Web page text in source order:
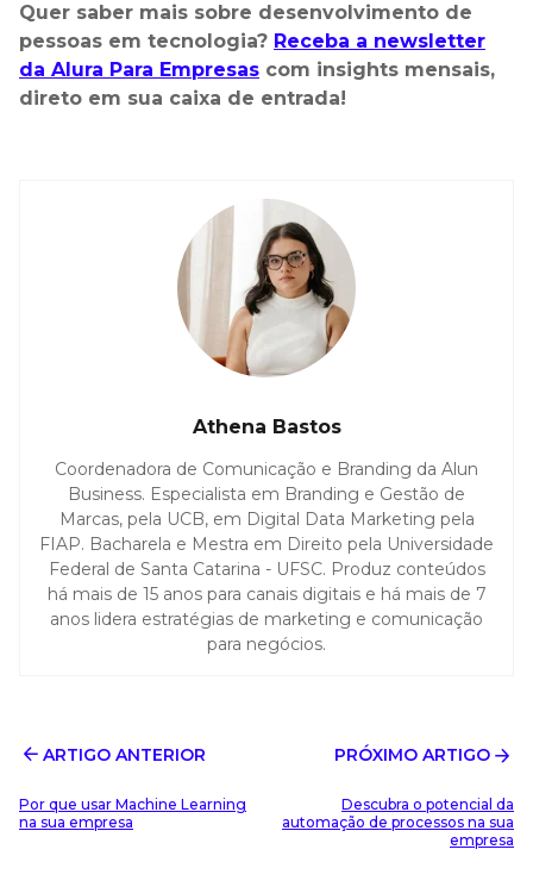
Quer saber mais sobre desenvolvimento de
pessoas em tecnologia? Receba a newsletter
da Alura Para Empresas com insights mensais,
direto em sua caixa de entrada!
Athena Bastos
Coordenadora de Comunicação e Branding da Alun
Business. Especialista em Branding e Gestão de
Marcas, pela UCB, em Digital Data Marketing pela
FIAP. Bacharela e Mestra em Direito pela Universidade
Federal de Santa Catarina - UFSC. Produz conteúdos
há mais de 15 anos para canais digitais e há mais de 7
anos lidera estratégias de marketing e comunicação
para negócios.
ARTIGO ANTERIOR
Por que usar Machine Learning
na sua empresa
PRÓXIMO ARTIGO
Descubra o potencial da
automação de processos na sua
empresa